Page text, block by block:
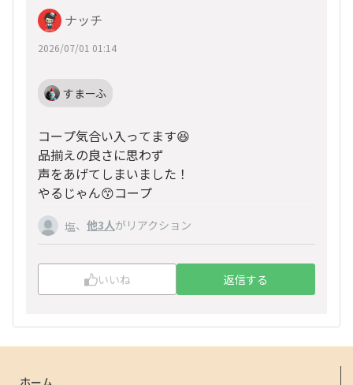
ナッチ
2026/07/01 01:14
すまーふ
コープ気合い入ってます😆
品揃えの良さに思わず
声をあげてしまいました！
やるじゃん😙コープ
塩、 他3人がリアクション
いいね 返信する